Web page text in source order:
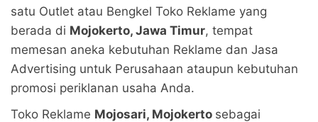
satu Outlet atau Bengkel Toko Reklame yang
berada di Mojokerto, Jawa Timur, tempat
memesan aneka kebutuhan Reklame dan Jasa
Advertising untuk Perusahaan ataupun kebutuhan
promosi periklanan usaha Anda.
Toko Reklame Mojosari, Mojokerto sebagai